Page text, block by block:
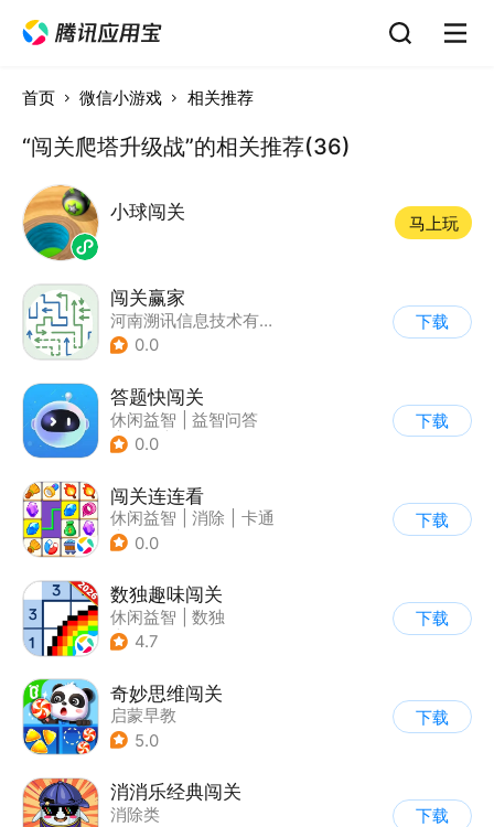
首页 微信小游戏 相关推荐
“闯关爬塔升级战”的相关推荐(36)
小球闯关
马上玩
闯关赢家
河南溯讯信息技术有限公司
0.0
下载
答题快闯关
休闲益智
益智问答
| 文化
0.0
下载
闯关连连看
休闲益智 消除
卡通
| 连线
0.0
下载
数独趣味闯关
休闲益智
数独
| 云步互娱
4.7
下载
奇妙思维闯关
启蒙早教
5.0
下载
消消乐经典闯关
消除类
下载